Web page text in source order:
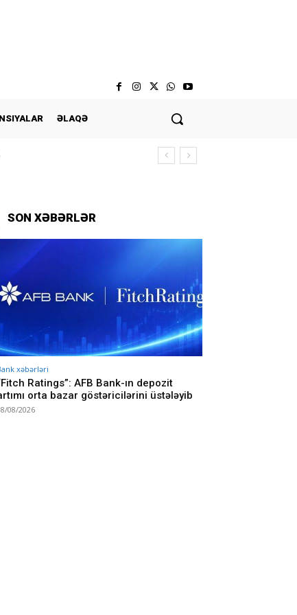
ƏLAQƏ
SON XƏBƏRLƏR
xəbərləri
Ratings”: AFB Bank-ın depozit
orta bazar göstəricilərini üstələyib
08/2026